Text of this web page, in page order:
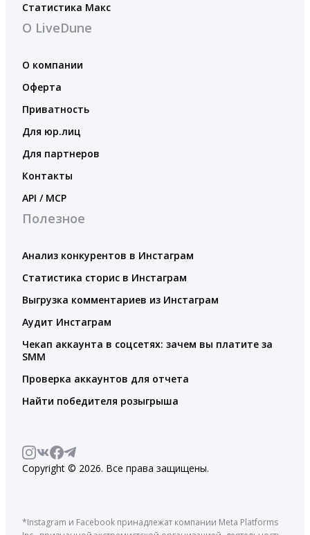
Статистика Макс
О LiveDune
О компании
Оферта
Приватность
Для юр.лиц
Для партнеров
Контакты
API / MCP
Полезное
Анализ конкурентов в Инстаграм
Статистика сторис в Инстаграм
Выгрузка комментариев из Инстаграм
Аудит Инстаграм
Чекап аккаунта в соцсетях: зачем вы платите за
SMM
Проверка аккаунтов для отчета
Найти победителя розыгрыша
Copyright © 2026. Все права защищены.
*Instagram и Facebook принадлежат компании Meta Platforms